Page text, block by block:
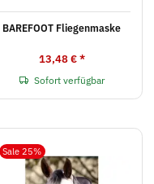
BAREFOOT Fliegenmaske
13,48 €*
Sofort verfügbar
Sale 25%